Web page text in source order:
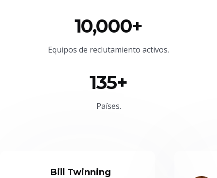
10,000+
Equipos de reclutamiento activos.
135+
Países.
Bill Twinning